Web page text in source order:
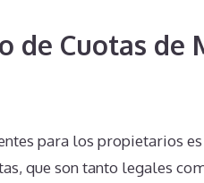
de Cuotas
para los propietarios
que son tanto legales